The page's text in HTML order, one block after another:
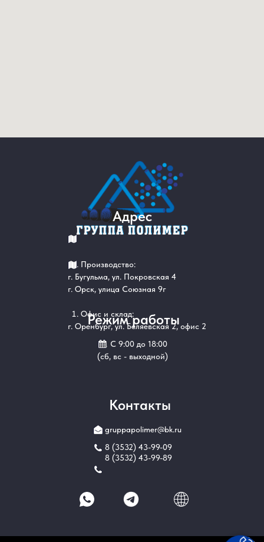
Адрес
Режим работы
Контакты
Производство:
г. Бугульма, ул. Покровская 4
г. Орск, улица Союзная 9г
Офис и склад:
г. Оренбург, ул. Беляевская 2, офис 2
С 9:00 до 18:00
(сб, вс - выходной)
gruppapolimer@bk.ru
8 (3532) 43-99-09
8 (3532) 43-99-89